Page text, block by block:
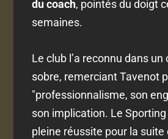
du coach, pointés du doigt
semaines.
Le club l’a reconnu dans
sobre, remerciant Tavenot
"professionnalisme, son
son implication. Le
pleine réussite pour la suite